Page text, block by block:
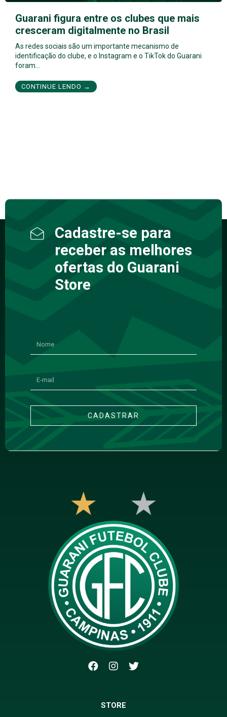
Guarani figura entre os clubes que mais
cresceram digitalmente no Brasil
As redes sociais são um importante mecanismo de
identificação do clube, e o Instagram e o TikTok do Guarani
foram…
CONTINUE LENDO →
Cadastre-se para
receber as melhores
ofertas do Guarani
Store
CADASTRAR
STORE